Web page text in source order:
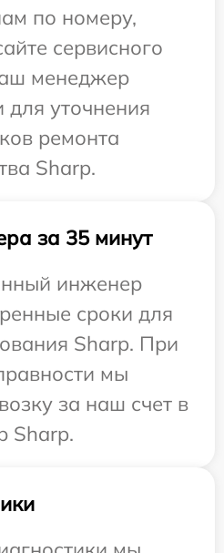
по номеру,
сервисного
менеджер
для уточнения
ремонта
Sharp.
за 35 минут
инженер
сроки для
Sharp. При
мы
за наш счет в
Sharp.